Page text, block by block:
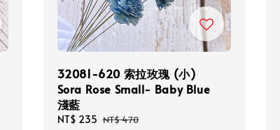
32081-620 索拉玫瑰 (小)
Sora Rose Small- Baby Blue
淺藍
Sale
NT$ 235 Regular
NT$ 470